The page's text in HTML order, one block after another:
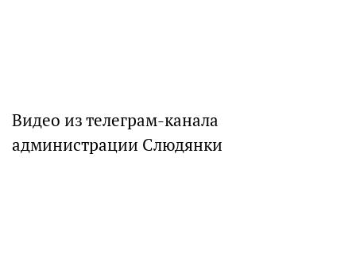
Видео из телеграм-канала
администрации Слюдянки